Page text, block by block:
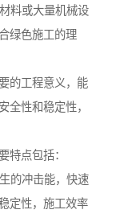
料或大量机械设
绿色施工的理
的工程意义，能
全性和稳定性，
特点包括：
的冲击能，快速
定性，施工效率